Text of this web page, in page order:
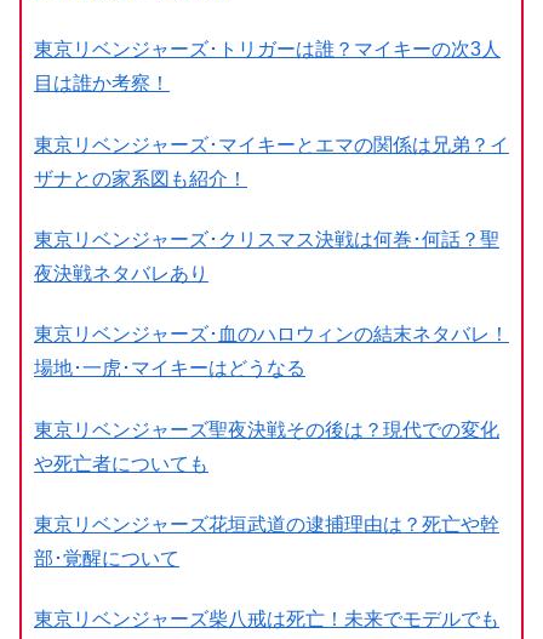
東京リベンジャーズ･トリガーは誰？マイキーの次3人
目は誰か考察！
東京リベンジャーズ･マイキーとエマの関係は兄弟？イ
ザナとの家系図も紹介！
東京リベンジャーズ･クリスマス決戦は何巻･何話？聖
夜決戦ネタバレあり
東京リベンジャーズ･血のハロウィンの結末ネタバレ！
場地･一虎･マイキーはどうなる
東京リベンジャーズ聖夜決戦その後は？現代での変化
や死亡者についても
東京リベンジャーズ花垣武道の逮捕理由は？死亡や幹
部･覚醒について
東京リベンジャーズ柴八戒は死亡！未来でモデルでも